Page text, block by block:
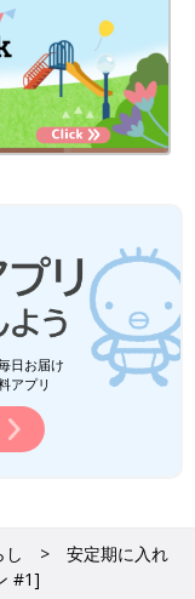
日お届け
アプリ
し
安定期に入れ
#1]